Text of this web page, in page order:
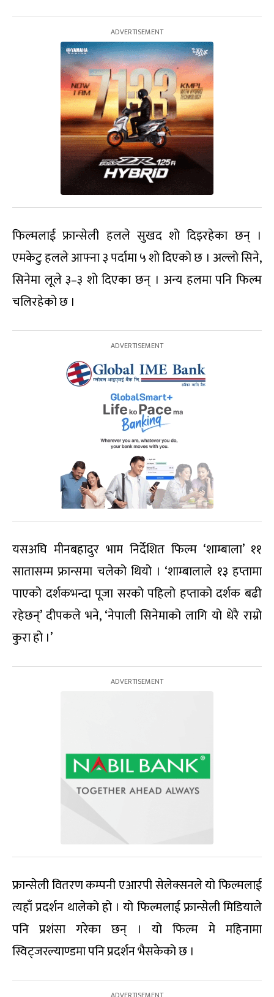
फिल्मलाई फ्रान्सेली हलले सुखद शो दिइरहेका छन् ।
एमकेटु हलले आफ्ना ३ पर्दामा ५ शो दिएको छ । अल्लो सिने,
सिनेमा लूले ३–३ शो दिएका छन् । अन्य हलमा पनि फिल्म
चलिरहेको छ ।
यसअघि मीनबहादुर भाम निर्देशित फिल्म ‘शाम्बाला’ ११
सातासम्म फ्रान्समा चलेको थियो । ‘शाम्बालाले १३ हप्तामा
पाएको दर्शकभन्दा पूजा सरको पहिलो हप्ताको दर्शक बढी
रहेछन्’ दीपकले भने, ‘नेपाली सिनेमाको लागि यो धेरै राम्रो
कुरा हो ।’
फ्रान्सेली वितरण कम्पनी एआरपी सेलेक्सनले यो फिल्मलाई
त्यहाँ प्रदर्शन थालेको हो । यो फिल्मलाई फ्रान्सेली मिडियाले
पनि प्रशंसा गरेका छन् । यो फिल्म मे महिनामा
स्विट्जरल्याण्डमा पनि प्रदर्शन भैसकेको छ ।